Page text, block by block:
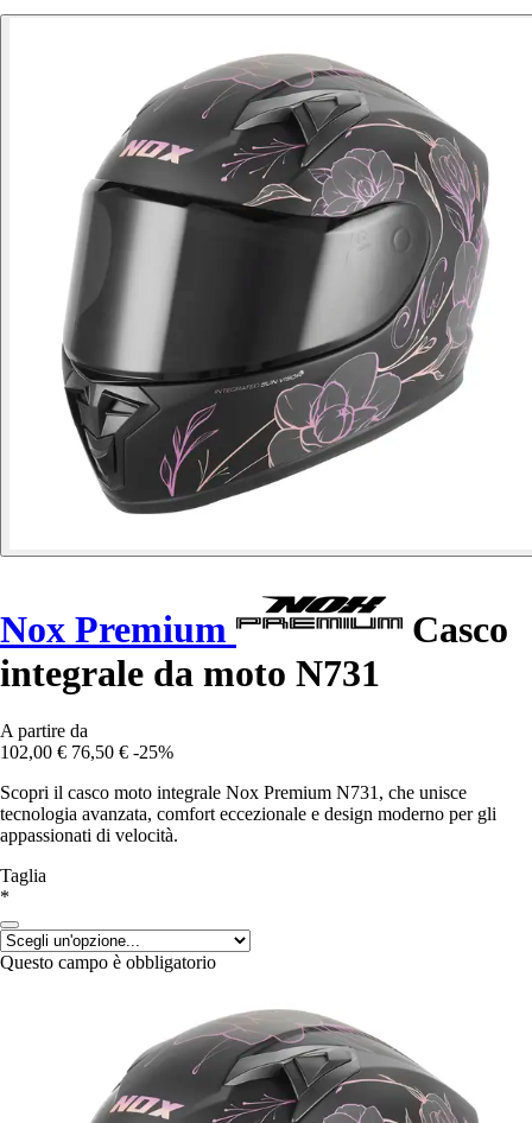
Nox Premium
Casco
integrale da moto N731
A partire da
102,00 € 76,50 € -25%
Scopri il casco moto integrale Nox Premium N731, che unisce
tecnologia avanzata, comfort eccezionale e design moderno per gli
appassionati di velocità.
Taglia
*
Questo campo è obbligatorio